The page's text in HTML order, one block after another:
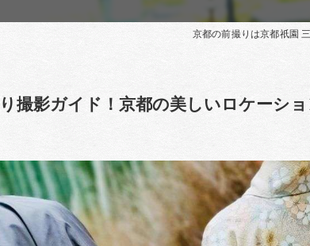
京都の前撮りは京都祇園
撮影ガイド！京都の美しいロケーシ